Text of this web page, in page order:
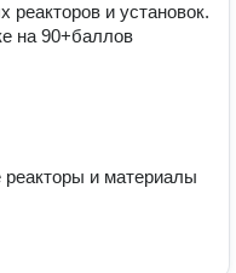
реакторов и установок.
на 90+баллов
и материалы